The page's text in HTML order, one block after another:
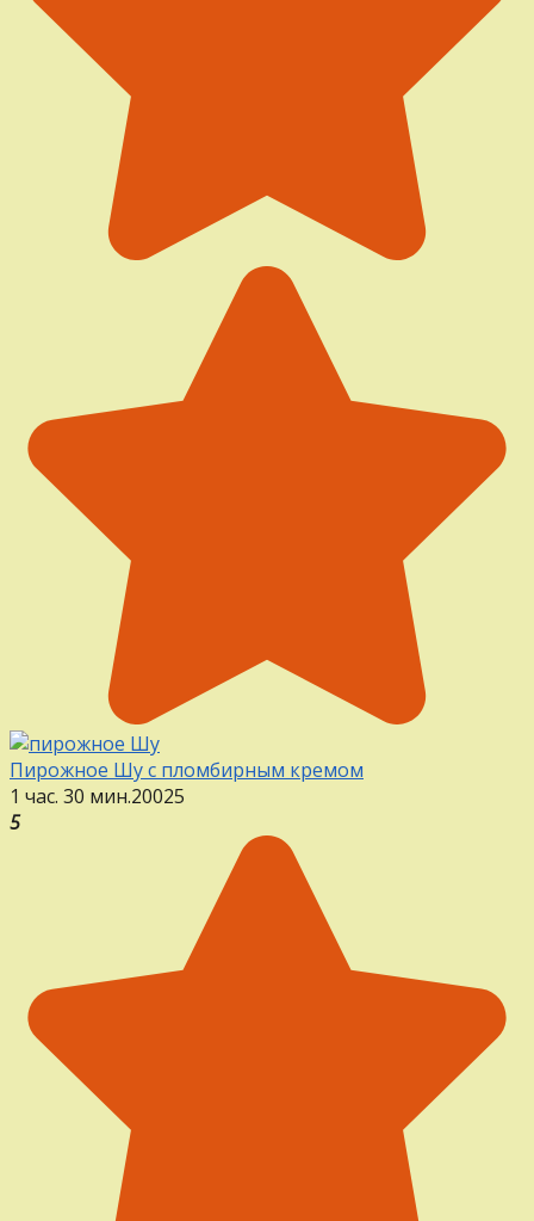
Пирожное Шу с пломбирным кремом
1 час. 30 мин.20025
5